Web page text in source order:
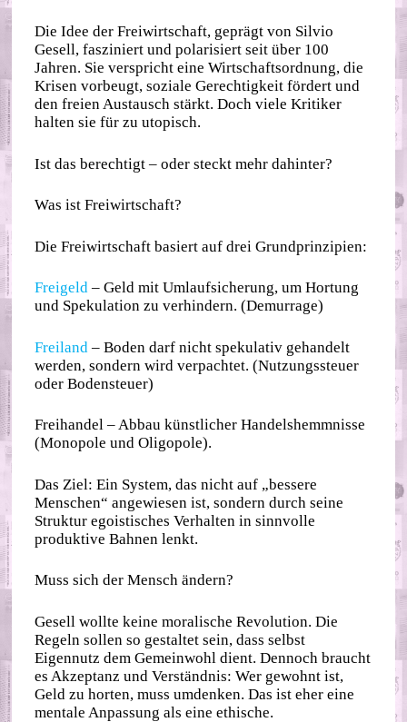
Die Idee der Freiwirtschaft, geprägt von Silvio
Gesell, fasziniert und polarisiert seit über 100
Jahren. Sie verspricht eine Wirtschaftsordnung, die
Krisen vorbeugt, soziale Gerechtigkeit fördert und
den freien Austausch stärkt. Doch viele Kritiker
halten sie für zu utopisch.
Ist das berechtigt – oder steckt mehr dahinter?
Was ist Freiwirtschaft?
Die Freiwirtschaft basiert auf drei Grundprinzipien:
Freigeld – Geld mit Umlaufsicherung, um Hortung
und Spekulation zu verhindern. (Demurrage)
Freiland – Boden darf nicht spekulativ gehandelt
werden, sondern wird verpachtet. (Nutzungssteuer
oder Bodensteuer)
Freihandel – Abbau künstlicher Handelshemmnisse
(Monopole und Oligopole).
Das Ziel: Ein System, das nicht auf „bessere
Menschen“ angewiesen ist, sondern durch seine
Struktur egoistisches Verhalten in sinnvolle
produktive Bahnen lenkt.
Muss sich der Mensch ändern?
Gesell wollte keine moralische Revolution. Die
Regeln sollen so gestaltet sein, dass selbst
Eigennutz dem Gemeinwohl dient. Dennoch braucht
es Akzeptanz und Verständnis: Wer gewohnt ist,
Geld zu horten, muss umdenken. Das ist eher eine
mentale Anpassung als eine ethische.